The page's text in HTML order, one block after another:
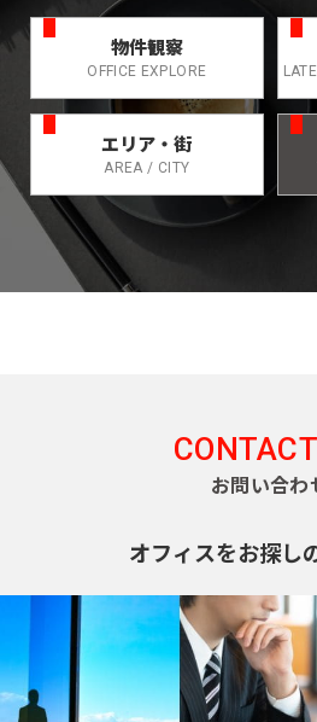
物件観察
OFFICE EXPLORE
エリア・街
AREA / CITY
お問い合わ
オフィスをお探し